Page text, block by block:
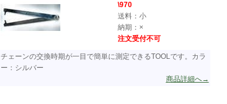
\970
送料：小
納期：×
注文受付不可
チェーンの交換時期が一目で簡単に測定できるTOOLです。カラ
ー：シルバー
商品詳細へ→